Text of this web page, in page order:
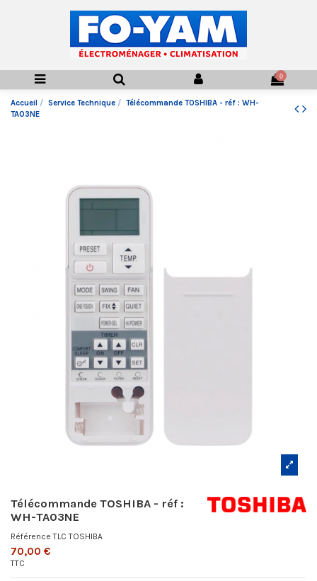
0
Accueil Service Technique
Télécommande TOSHIBA - réf : WH-
TA03NE
Télécommande TOSHIBA - réf :
WH-TA03NE
Référence TLC TOSHIBA
70,00 €
TTC